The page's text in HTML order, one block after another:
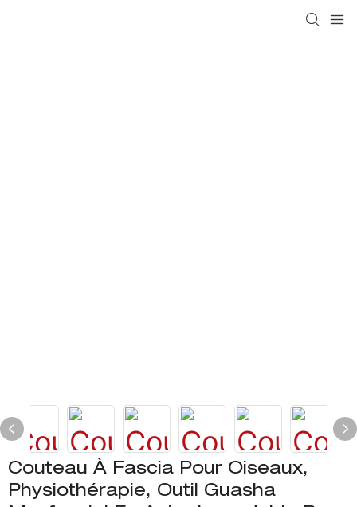
Couteau À Fascia Pour Oiseaux,
Physiothérapie, Outil Guasha